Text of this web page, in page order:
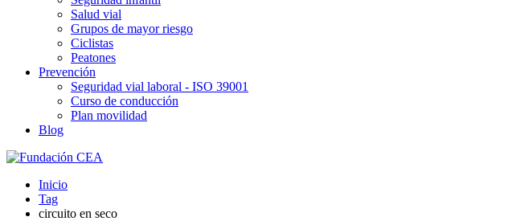
Salud vial
Grupos de mayor riesgo
Ciclistas
Peatones
Prevención
Seguridad vial laboral - ISO 39001
Curso de conducción
Plan movilidad
Blog
Inicio
Tag
circuito en seco